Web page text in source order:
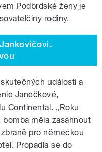
Podbrdské ženy je
rodiny.
událostí a
Janečkové,
Continental. „Roku
bomba měla zasáhnout
pro německou
Propadla se do